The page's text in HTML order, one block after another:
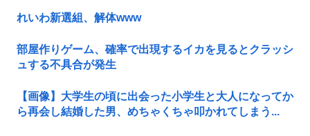
れいわ新選組、解体www
部屋作りゲーム、確率で出現するイカを見るとクラッシ
ュする不具合が発生
【画像】大学生の頃に出会った小学生と大人になってか
ら再会し結婚した男、めちゃくちゃ叩かれてしまう...